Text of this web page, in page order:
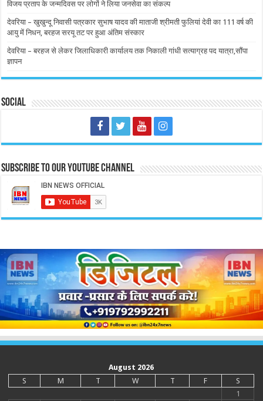
विजय प्रताप के जन्मदिवस पर लोगों ने लिया जनसेवा का संकल्प
देवरिया – खुखुन्दू निवासी पत्रकार सुभाष यादव की माताजी श्रीमती फुलियां देवी का 111 वर्ष की
आयु में निधन, बरहज सरयू तट पर हुआ अंतिम संस्कार
देवरिया – बरहज से लेकर जिलाधिकारी कार्यालय तक निकाली गांधी सत्याग्रह पद यात्रा,सौंपा
ज्ञापन
Social
Subscribe to our Youtube Channel
August 2026
S
M T W T F
S
1